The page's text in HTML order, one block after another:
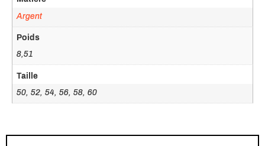
Argent
Poids
8,51
Taille
50, 52, 54, 56, 58, 60